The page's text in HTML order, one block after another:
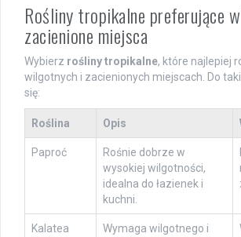
Rośliny tropikalne preferujące
zacienione miejsca
Wybierz rośliny tropikalne, które najlepiej
wilgotnych i zacienionych miejscach. Do
się:
Roślina Opis
Paproć
Rośnie dobrze w
wysokiej wilgotności,
idealna do łazienek i
kuchni.
Kalatea
Wymaga wilgotnego i